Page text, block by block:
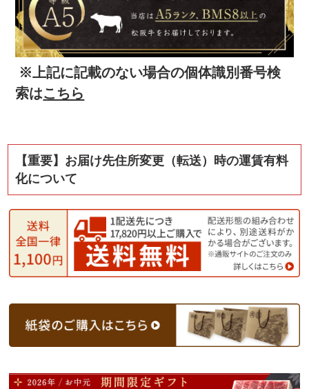
※上記に記載のない場合の個体識別番号検
索はこちら
【重要】お届け先住所変更（転送）時の運賃有料
化について